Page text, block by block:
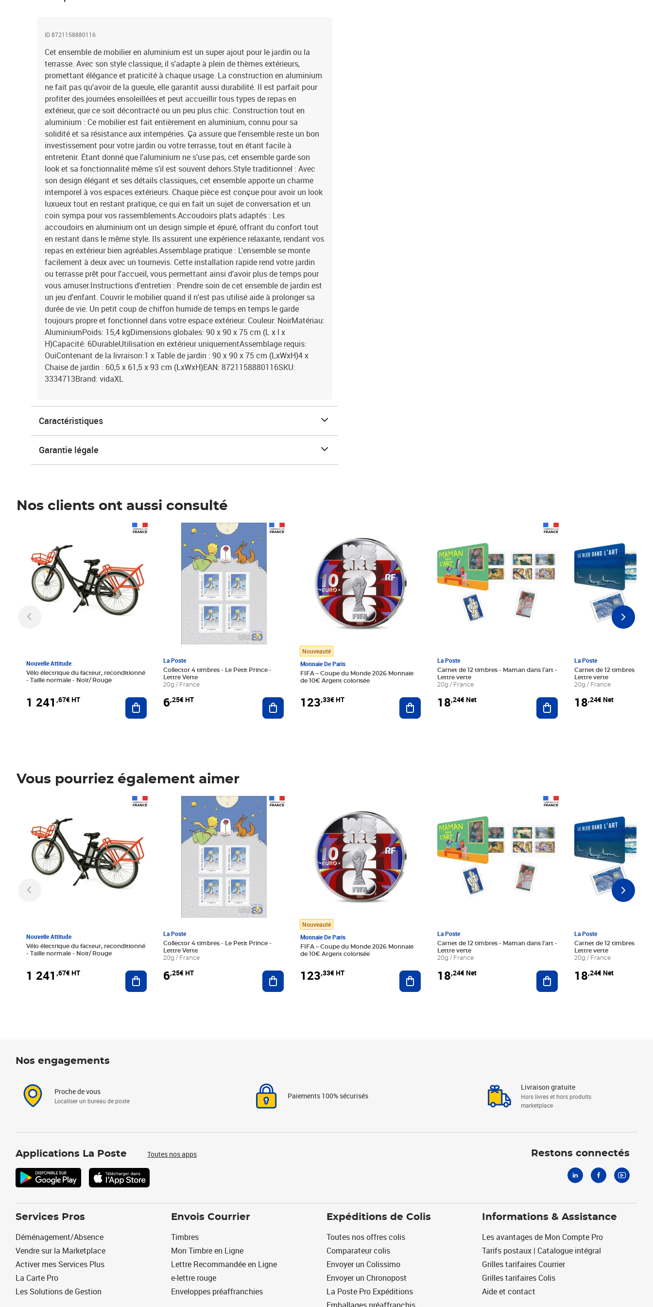
ID 8721158880116
Cet ensemble de mobilier en aluminium est un super ajout pour le jardin ou la
terrasse. Avec son style classique, il s'adapte à plein de thèmes extérieurs,
promettant élégance et praticité à chaque usage. La construction en aluminium
ne fait pas qu'avoir de la gueule, elle garantit aussi durabilité. Il est parfait pour
profiter des journées ensoleillées et peut accueillir tous types de repas en
extérieur, que ce soit décontracté ou un peu plus chic. Construction tout en
aluminium : Ce mobilier est fait entièrement en aluminium, connu pour sa
solidité et sa résistance aux intempéries. Ça assure que l'ensemble reste un bon
investissement pour votre jardin ou votre terrasse, tout en étant facile à
entretenir. Étant donné que l'aluminium ne s'use pas, cet ensemble garde son
look et sa fonctionnalité même s'il est souvent dehors.Style traditionnel : Avec
son design élégant et ses détails classiques, cet ensemble apporte un charme
intemporel à vos espaces extérieurs. Chaque pièce est conçue pour avoir un look
luxueux tout en restant pratique, ce qui en fait un sujet de conversation et un
coin sympa pour vos rassemblements.Accoudoirs plats adaptés : Les
accoudoirs en aluminium ont un design simple et épuré, offrant du confort tout
en restant dans le même style. Ils assurent une expérience relaxante, rendant vos
repas en extérieur bien agréables.Assemblage pratique : L'ensemble se monte
facilement à deux avec un tournevis. Cette installation rapide rend votre jardin
ou terrasse prêt pour l'accueil, vous permettant ainsi d'avoir plus de temps pour
vous amuser.Instructions d'entretien : Prendre soin de cet ensemble de jardin est
un jeu d'enfant. Couvrir le mobilier quand il n'est pas utilisé aide à prolonger sa
durée de vie. Un petit coup de chiffon humide de temps en temps le garde
toujours propre et fonctionnel dans votre espace extérieur. Couleur: NoirMatériau:
AluminiumPoids: 15,4 kgDimensions globales: 90 x 90 x 75 cm (L x l x
H)Capacité: 6DurableUtilisation en extérieur uniquementAssemblage requis:
OuiContenant de la livraison:1 x Table de jardin : 90 x 90 x 75 cm (LxWxH)4 x
Chaise de jardin : 60,5 x 61,5 x 93 cm (LxWxH)EAN: 8721158880116SKU:
3334713Brand: vidaXL
Caractéristiques
Garantie légale
Nos clients ont aussi consulté
Nouvelle Attitude
Vélo électrique du facteur, reconditionné
- Taille normale - Noir/ Rouge
1 241 ,67€ HT Ajouter au panier
La Poste
Collector 4 timbres - Le Petit Prince -
Lettre Verte
20g / France
6,25€ HT
Prix 6,25€ HT
Ajouter au panier
Nouveauté
Monnaie De Paris
FIFA – Coupe du Monde 2026 Monnaie
de 10€ Argent colorisée
123,33€ HT Ajouter au panier
La Poste
Carnet de 12 timbres - Maman dans l'art -
Lettre verte
20g / France
18,24€ Net Ajouter au panier
La Poste
Carnet de 12 timbres - Le
Lettre verte
20g / France
18,24€ Net
Vous pourriez également aimer
Nouvelle Attitude
Vélo électrique du facteur, reconditionné
- Taille normale - Noir/ Rouge
1 241 ,67€ HT Ajouter au panier
La Poste
Collector 4 timbres - Le Petit Prince -
Lettre Verte
20g / France
6,25€ HT
Prix 6,25€ HT
Ajouter au panier
Nouveauté
Monnaie De Paris
FIFA – Coupe du Monde 2026 Monnaie
de 10€ Argent colorisée
123,33€ HT Ajouter au panier
La Poste
Carnet de 12 timbres - Maman dans l'art -
Lettre verte
20g / France
18,24€ Net Ajouter au panier
La Poste
Carnet de 12 timbres - Le
Lettre verte
20g / France
18,24€ Net
Nos engagements
Proche de vous
Localiser un bureau de poste
Paiements 100% sécurisés
Livraison gratuite
Hors livres et hors produits
marketplace
Applications La Poste Toutes nos apps Restons connectés
Services Pros
Déménagement/Absence
Vendre sur la Marketplace
Activer mes Services Plus
La Carte Pro
Les Solutions de Gestion
Envois Courrier
Timbres
Mon Timbre en Ligne
Lettre Recommandée en Ligne
e-lettre rouge
Enveloppes préaffranchies
Expéditions de Colis
Toutes nos offres colis
Comparateur colis
Envoyer un Colissimo
Envoyer un Chronopost
La Poste Pro Expéditions
Informations & Assistance
Les avantages de Mon Compte Pro
Tarifs postaux | Catalogue intégral
Grilles tarifaires Courrier
Grilles tarifaires Colis
Aide et contact